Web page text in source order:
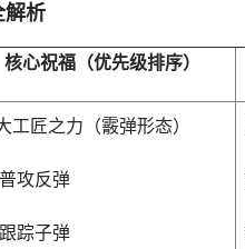
解析
核心祝福（优先级排序）
工匠之力（霰弹形态）
攻反弹
踪子弹